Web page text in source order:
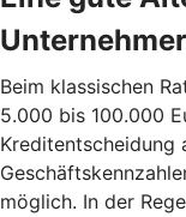
Beim klassischen
5.000 bis 100.000
Kreditentscheidung
möglich. In der